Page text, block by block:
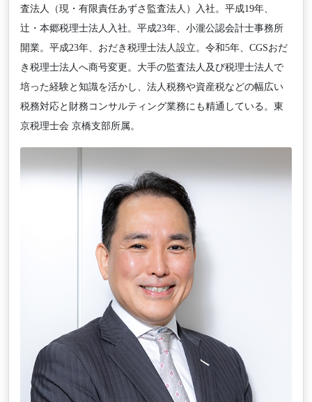
査法人（現・有限責任あずさ監査法人）入社。平成19年、
辻・本郷税理士法人入社。平成23年、小瀧公認会計士事務所
開業。平成23年、おだき税理士法人設立。令和5年、CGSおだ
き税理士法人へ商号変更。大手の監査法人及び税理士法人で
培った経験と知識を活かし、法人税務や資産税などの幅広い
税務対応と財務コンサルティング業務にも精通している。東
京税理士会 京橋支部所属。